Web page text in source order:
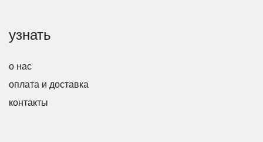
узнать
о нас
оплата и доставка
контакты